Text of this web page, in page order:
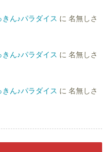
ん♪パラダイス に 名無しさ
ん♪パラダイス に 名無しさ
ん♪パラダイス に 名無しさ